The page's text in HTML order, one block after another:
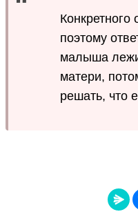
Конкретного
поэтому
малыша
матери,
решать, что